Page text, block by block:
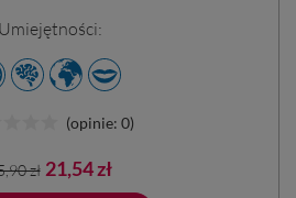
Umiejętności:
(opinie: 0)
zł Cena
21,54 zł